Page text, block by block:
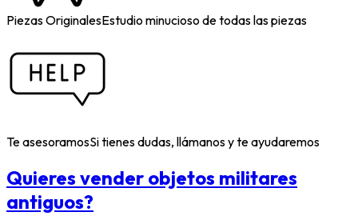
Piezas OriginalesEstudio minucioso de todas las piezas
Te asesoramosSi tienes dudas, llámanos y te ayudaremos
Quieres vender objetos militares
antiguos?